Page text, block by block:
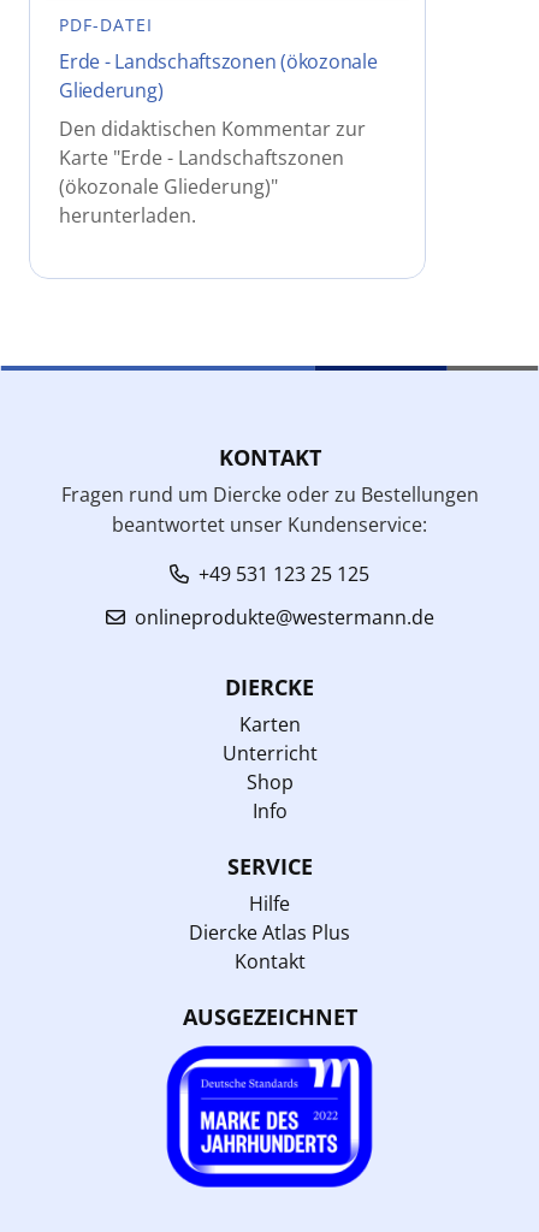
PDF-DATEI
Erde - Landschaftszonen (ökozonale
Gliederung)
Den didaktischen Kommentar zur
Karte "Erde - Landschaftszonen
(ökozonale Gliederung)"
herunterladen.
KONTAKT
Fragen rund um Diercke oder zu Bestellungen
beantwortet unser Kundenservice:
+49 531 123 25 125
onlineprodukte@westermann.de
DIERCKE
Karten
Unterricht
Shop
Info
SERVICE
Hilfe
Diercke Atlas Plus
Kontakt
AUSGEZEICHNET